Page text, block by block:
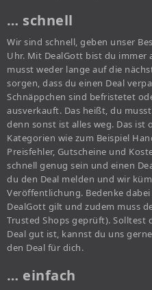
… schnell
Wir sind schnell, geben unser
Uhr. Mit DealGott bist du immer
musst weder lange auf die
sorgen, dass du einen Deal
Schnäppchen sind befristetet
ausverkauft. Das heißt, du
denn sonst ist alles weg. Das ist
Kategorien wie zum Beispiel
Preisfehler, Gutscheine und
schnell genug sein und einen
du den Deal melden und wir
Veröffentlichung. Bedenke
DealGott gilt und zudem muss
Trusted Shops geprüft). Solltest
Deal gut ist, kannst du uns
den Deal für dich.
… einfach